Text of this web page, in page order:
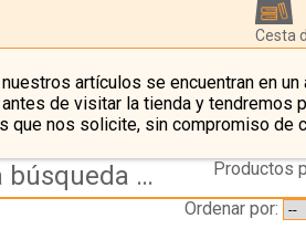
Cesta
artículos se encuentran en un
de visitar la tienda y tendremos
que nos solicite, sin compromiso de
Resultado de la búsqueda de editorial aguilar
Productos
Ordenar por: